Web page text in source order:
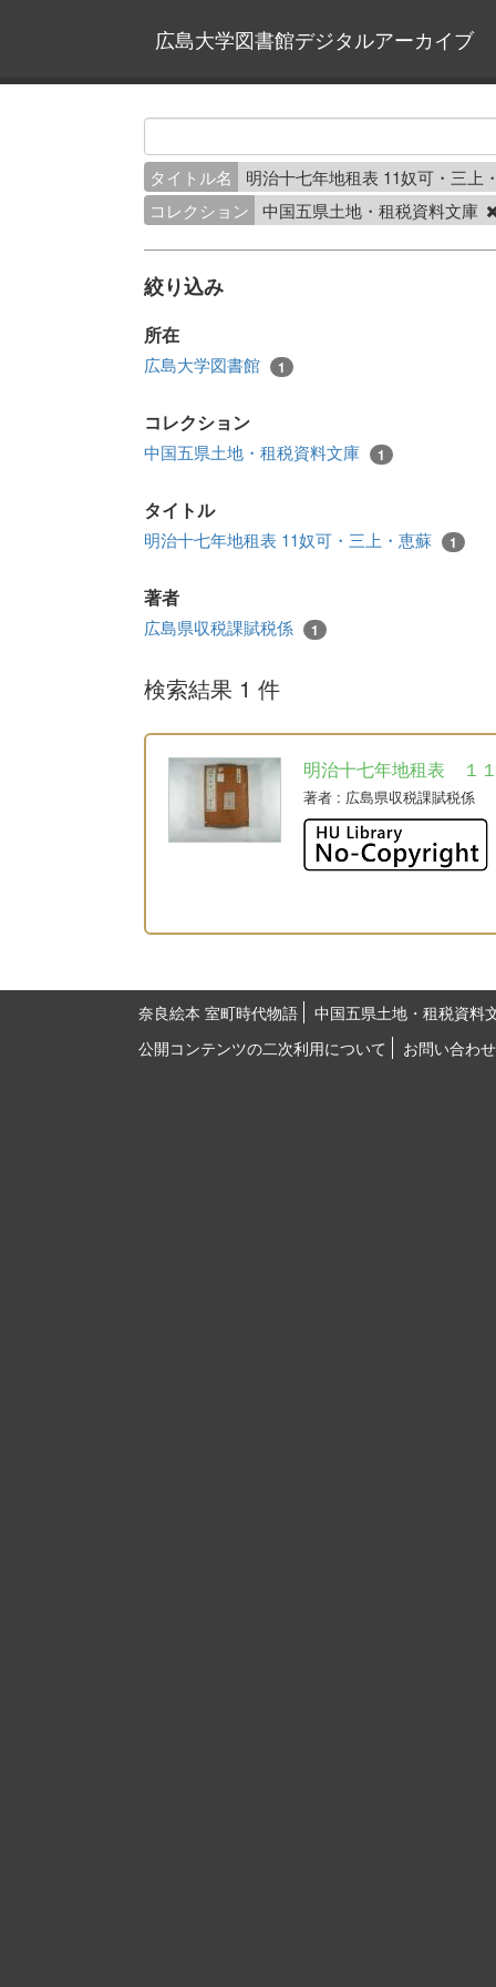
広島大学図書館デジタルアーカイブ
タイトル名
明治十七年地租表 11奴可・三上
コレクション
中国五県土地・租税資料文庫
絞り込み
所在
広島大学図書館 1
コレクション
中国五県土地・租税資料文庫 1
タイトル
明治十七年地租表 11奴可・三上・恵蘇 1
著者
広島県収税課賦税係 1
検索結果 1 件
明治十七年地租表 １
著者 : 広島県収税課賦税係
奈良絵本 室町時代物語
中国五県土地・租税資料
公開コンテンツの二次利用について
お問い合わせ